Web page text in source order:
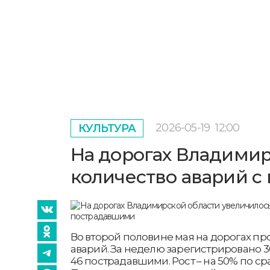
КУЛЬТУРА 2026-05-19 12:00
На дорогах
количество аварий
Во второй половине мая на дорогах
аварий. За неделю зарегистрировано
46 пострадавшими. Рост – на 50% по